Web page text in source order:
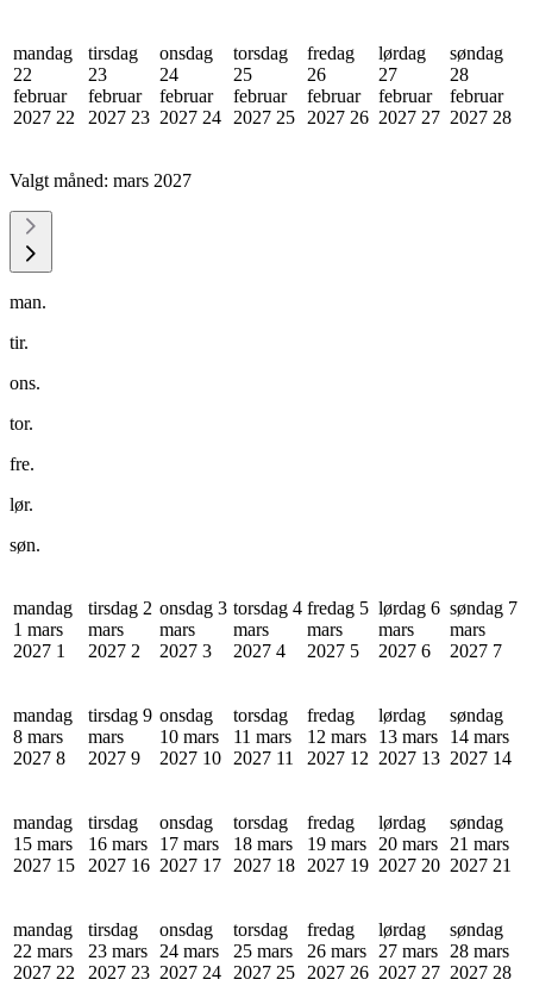
mandag
22
februar
2027 22
tirsdag
23
februar
2027 23
onsdag
24
februar
2027 24
torsdag
25
februar
2027 25
fredag
26
februar
2027 26
lørdag
27
februar
2027 27
søndag
28
februar
2027 28
Valgt måned: mars 2027
man.
tir.
ons.
tor.
fre.
lør.
søn.
mandag
1 mars
2027 1
tirsdag 2
mars
2027 2
onsdag 3
mars
2027 3
torsdag 4
mars
2027 4
fredag 5
mars
2027 5
lørdag 6
mars
2027 6
søndag 7
mars
2027 7
mandag
8 mars
2027 8
tirsdag 9
mars
2027 9
onsdag
10 mars
2027 10
torsdag
11 mars
2027 11
fredag
12 mars
2027 12
lørdag
13 mars
2027 13
søndag
14 mars
2027 14
mandag
15 mars
2027 15
tirsdag
16 mars
2027 16
onsdag
17 mars
2027 17
torsdag
18 mars
2027 18
fredag
19 mars
2027 19
lørdag
20 mars
2027 20
søndag
21 mars
2027 21
mandag
22 mars
2027 22
tirsdag
23 mars
2027 23
onsdag
24 mars
2027 24
torsdag
25 mars
2027 25
fredag
26 mars
2027 26
lørdag
27 mars
2027 27
søndag
28 mars
2027 28